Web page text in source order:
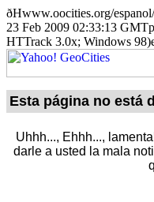
ðHwww.oocities.org/
23 Feb 2009 02:33:13
HTTrack 3.0x; Windows
Esta página no está
Uhhh..., Ehhh...,
darle a usted la mala